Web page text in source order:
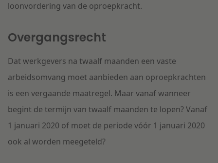
loonvordering van de oproepkracht.
Overgangsrecht
Dat werkgevers na twaalf maanden een vaste
arbeidsomvang moet aanbieden aan oproepkrachten
is een vergaande maatregel. Maar vanaf wanneer
begint de termijn van twaalf maanden te lopen? Vanaf
1 januari 2020 of moet de periode vóór 1 januari 2020
ook al worden meegeteld?